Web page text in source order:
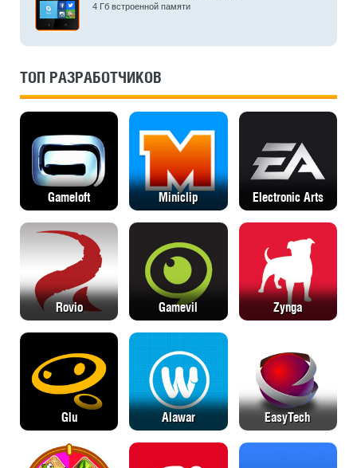
4 Гб встроенной памяти
ТОП РАЗРАБОТЧИКОВ
Gameloft Miniclip Electronic Arts
Rovio Gamevil Zynga
Glu Alawar EasyTech